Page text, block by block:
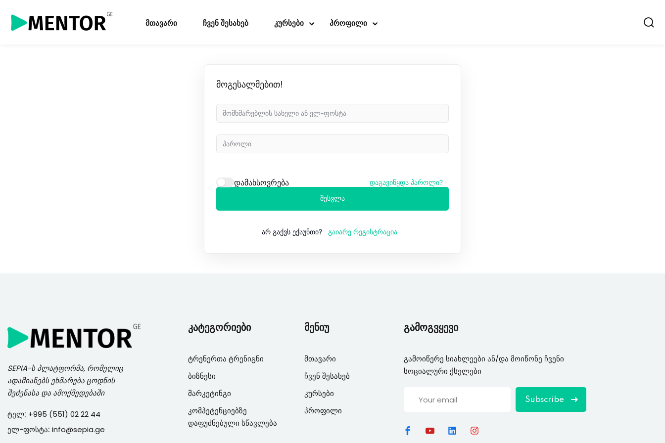
მთავარი ჩვენ შესახებ კურსები პროფილი
მოგესალმებით!
დამახსოვრება დაგავიწყდა პაროლი?
შესვლა
არ გაქვს ექაუნთი? გაიარე რეგისტრაცია
SEPIA-ს პლატფორმა, რომელიც
ადამიანებს ეხმარება ცოდნის
შეძენასა და ამოქმედებაში
ტელ: +995 (551) 02 22 44
ელ-ფოსტა: info@sepia.ge
კატეგორიები
ტრენერთა ტრენიგნი
ბიზნესი
მარკეტინგი
კომპეტენციებზე
დაფუძნებული სწავლება
მენიუ
მთავარი
ჩვენ შესახებ
კურსები
პროფილი
გამოგვყევი
გამოიწერე სიახლეები ან/და მოიწონე ჩვენი
სოციალური ქსელები
Subscribe
Sign in